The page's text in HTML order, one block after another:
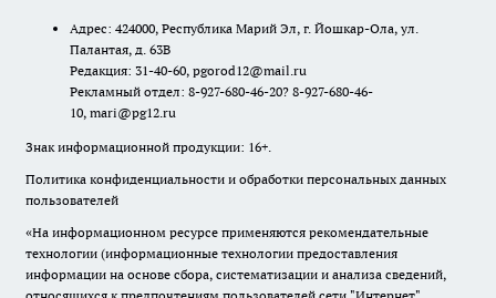
Адрес: 424000, Республика Марий Эл, г. Йошкар-Ола, ул.
Палантая, д. 63В
Редакция: 31-40-60, pgorod12@mail.ru
Рекламный отдел: 8-927-680-46-20? 8-927-680-46-
10, mari@pg12.ru
Знак информационной продукции: 16+.
Политика конфиденциальности и обработки персональных данных
пользователей
«На информационном ресурсе применяются рекомендательные
технологии (информационные технологии предоставления
информации на основе сбора, систематизации и анализа сведений,